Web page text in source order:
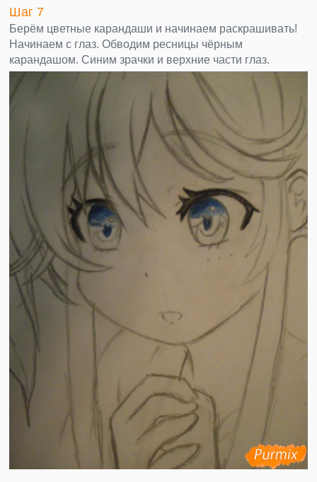
Шаг 7
Берём цветные карандаши и начинаем раскрашивать!
Начинаем с глаз. Обводим ресницы чёрным
карандашом. Синим зрачки и верхние части глаз.